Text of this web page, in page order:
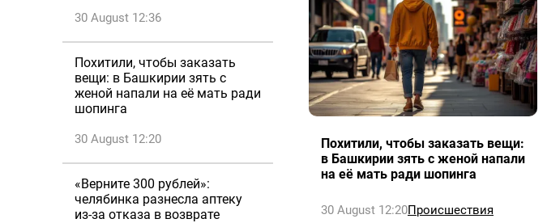
30 August 12:36
Похитили, чтобы заказать
вещи: в Башкирии зять с
женой напали на её мать ради
шопинга
30 August 12:20
«Верните 300 рублей»:
челябинка разнесла аптеку
из-за отказа в возврате
Похитили, чтобы заказать вещи:
в Башкирии зять с женой напали
на её мать ради шопинга
30 August 12:20Происшествия